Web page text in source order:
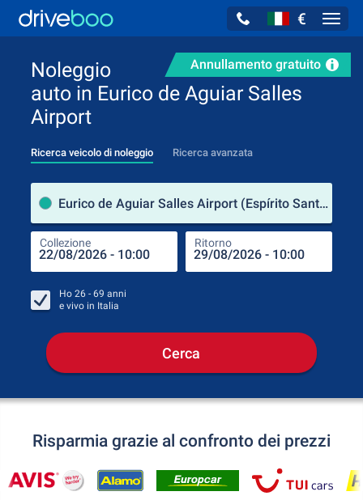
€
Annullamento gratuito
Noleggio
auto in Eurico de Aguiar Salles
Airport
Ricerca veicolo di noleggio Ricerca avanzata
Eurico de Aguiar Salles Airport (Espírito Santo / Brasile)
Collezione Ritorno
Ho 26 - 69 anni
e vivo in Italia
Cerca
Risparmia grazie al confronto dei prezzi